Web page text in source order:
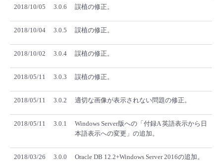
すべてのメニューを見る
■ 基本構築ガイド
- クラウド / サーバー
- Flexible InterConnect
- リモートワーク
- ITインフラストラクチャー
2018/10/05 3.0.6 誤植の修正。
2018/10/04 3.0.5 誤植の修正。
2018/10/02 3.0.4 誤植の修正。
2018/05/11 3.0.3 誤植の修正。
2018/05/11 3.0.2 適切な画像が表示されない問題の修正。
2018/05/11 3.0.1
Windows Server版への「付録A 英語表示から日
本語表示への変更」の追加。
2018/03/26 3.0.0 Oracle DB 12.2+Windows Server 2016の追加。